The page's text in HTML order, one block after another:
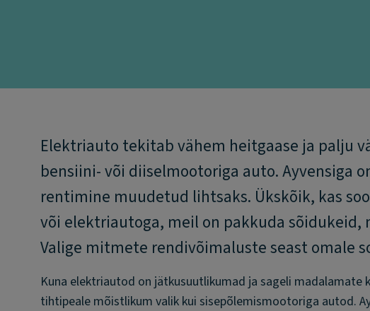
Elektriauto tekitab vähem heitgaase ja palju
bensiini- või diiselmootoriga auto. Ayvensiga
rentimine muudetud lihtsaks. Ükskõik, kas
või elektriautoga, meil on pakkuda sõidukeid,
Valige mitmete rendivõimaluste seast omale
Kuna elektriautod on jätkusuutlikumad ja sageli
tihtipeale mõistlikum valik kui sisepõlemismootoriga autod.